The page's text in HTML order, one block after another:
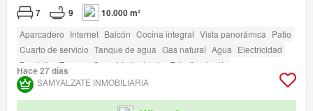
7 9 10.000 m²
Aparcadero Internet Balcón Cocina integral Vista panorámica Patio
Cuarto de servicio Tanque de agua Gas natural Agua Electricidad
Depósito
Terraza Seguridad privada Estudio Jardín
Hace 27 días
SAMYALZATE INMOBILIARIA